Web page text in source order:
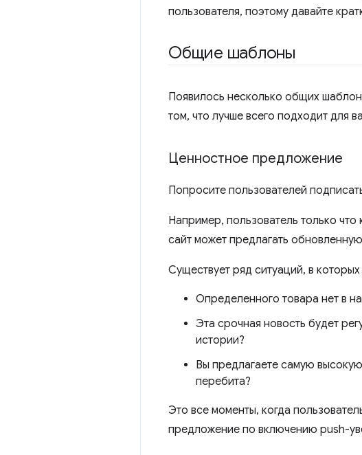
пользователя, поэтому давайте
Общие шаблоны
Появилось несколько общих
том, что лучше всего подходит для
Ценностное предложение
Попросите пользователей
Например, пользователь только
сайт может предлагать
Существует ряд ситуаций, в
Определенного товара нет в
Эта срочная новость будет
истории?
Вы предлагаете самую
перебита?
Это все моменты, когда
предложение по включению push-